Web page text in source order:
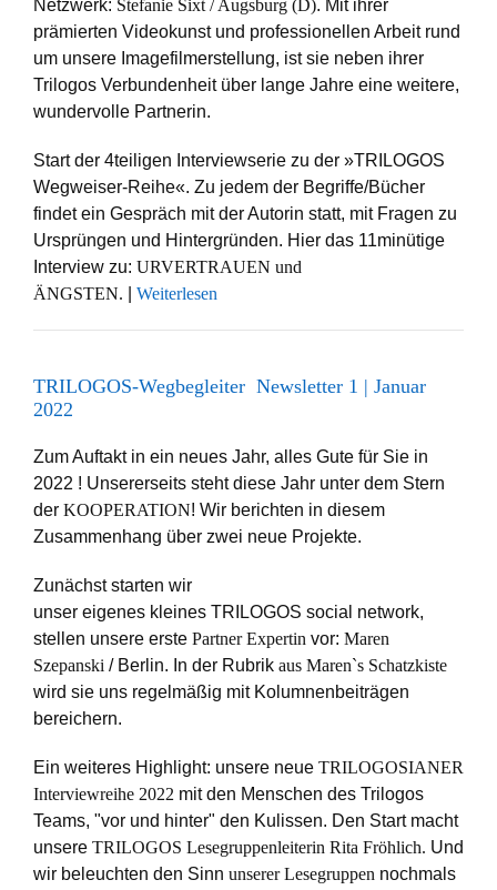
Netzwerk: Stefanie Sixt / Augsburg (D). Mit ihrer
prämierten Videokunst und professionellen Arbeit rund
um unsere Imagefilmerstellung, ist sie neben ihrer
Trilogos Verbundenheit über lange Jahre eine weitere,
wundervolle Partnerin.
Start der 4teiligen Interviewserie zu der »TRILOGOS
Wegweiser-Reihe«. Zu jedem der Begriffe/Bücher
findet ein Gespräch mit der Autorin statt, mit Fragen zu
Ursprüngen und Hintergründen. Hier das 11minütige
Interview zu: URVERTRAUEN und
ÄNGSTEN.
Weiterlesen
TRILOGOS-Wegbegleiter Newsletter 1 | Januar
2022
Zum Auftakt in ein neues Jahr, alles Gute für Sie in
2022 ! Unsererseits steht diese Jahr unter dem Stern
der KOOPERATION! Wir berichten in diesem
Zusammenhang über zwei neue Projekte.
Zunächst starten wir
unser eigenes kleines TRILOGOS social network,
stellen unsere erste Partner Expertin vor: Maren
Szepanski / Berlin. In der Rubrik aus Maren`s Schatzkiste
wird sie uns regelmäßig mit Kolumnenbeiträgen
bereichern.
Ein weiteres Highlight: unsere neue TRILOGOSIANER
Interviewreihe 2022 mit den Menschen des Trilogos
Teams, "vor und hinter" den Kulissen. Den Start macht
unsere TRILOGOS Lesegruppenleiterin Rita Fröhlich. Und
wir beleuchten den Sinn unserer Lesegruppen nochmals